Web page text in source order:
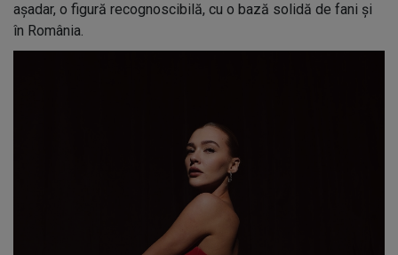
așadar, o figură recognoscibilă, cu o bază solidă de fani și
în România.